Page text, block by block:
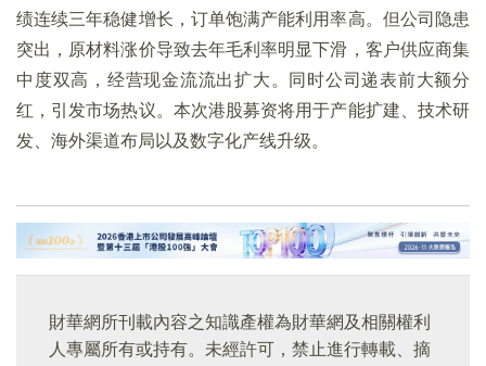
绩连续三年稳健增长，订单饱满产能利用率高。但公司隐患
突出，原材料涨价导致去年毛利率明显下滑，客户供应商集
中度双高，经营现金流流出扩大。同时公司递表前大额分
红，引发市场热议。本次港股募资将用于产能扩建、技术研
发、海外渠道布局以及数字化产线升级。
財華網所刊載內容之知識產權為財華網及相關權利
人專屬所有或持有。未經許可，禁止進行轉載、摘